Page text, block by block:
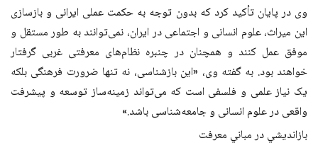
وی در پایان تأکید کرد که بدون توجه به حکمت عملی ایرانی و بازسازی
این میراث، علوم انسانی و اجتماعی در ایران، نمی‌توانند به طور مستقل و
موفق عمل کنند و همچنان در چنبره نظام‌های معرفتی غربی گرفتار
خواهند بود. به گفته وی، «این بازشناسی، نه تنها ضرورت فرهنگی بلکه
یک نیاز علمی و فلسفی است که می‌تواند زمینه‌ساز توسعه و پیشرفت
واقعی در علوم انسانی و جامعه‌شناسی باشد.»
بازانديشي در مباني معرفت